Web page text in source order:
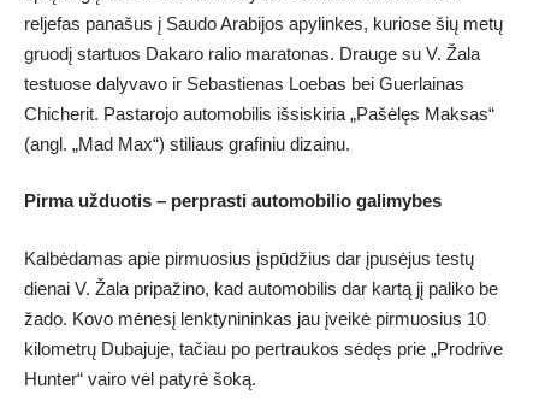
reljefas panašus į Saudo Arabijos apylinkes, kuriose šių metų
gruodį startuos Dakaro ralio maratonas. Drauge su V. Žala
testuose dalyvavo ir Sebastienas Loebas bei Guerlainas
Chicherit. Pastarojo automobilis išsiskiria „Pašėlęs Maksas“
(angl. „Mad Max“) stiliaus grafiniu dizainu.
Pirma užduotis – perprasti automobilio galimybes
Kalbėdamas apie pirmuosius įspūdžius dar įpusėjus testų
dienai V. Žala pripažino, kad automobilis dar kartą jį paliko be
žado. Kovo mėnesį lenktynininkas jau įveikė pirmuosius 10
kilometrų Dubajuje, tačiau po pertraukos sėdęs prie „Prodrive
Hunter“ vairo vėl patyrė šoką.